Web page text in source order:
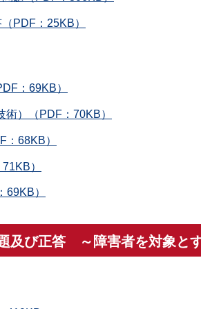
PDF：25KB）
：69KB）
術）（PDF：70KB）
：68KB）
）
69KB）
及び正答 ～障害者を対象と